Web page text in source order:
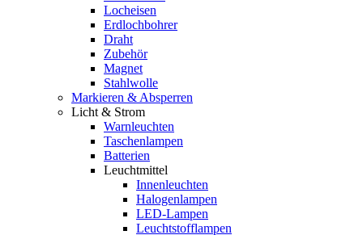
Locheisen
Erdlochbohrer
Draht
Zubehör
Magnet
Stahlwolle
Markieren & Absperren
Licht & Strom
Warnleuchten
Taschenlampen
Batterien
Leuchtmittel
Innenleuchten
Halogenlampen
LED-Lampen
Leuchtstofflampen